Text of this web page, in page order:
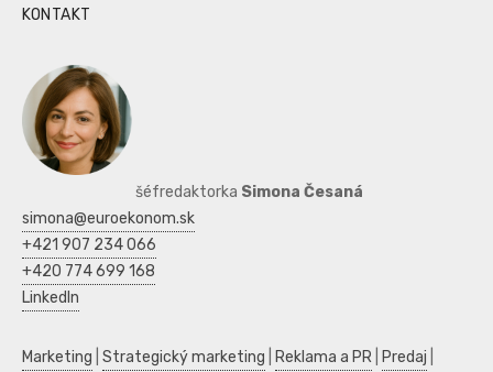
KONTAKT
šéfredaktorka Simona Česaná
simona@euroekonom.sk
+421 907 234 066
+420 774 699 168
LinkedIn
Marketing Strategický marketing Reklama a PR Predaj